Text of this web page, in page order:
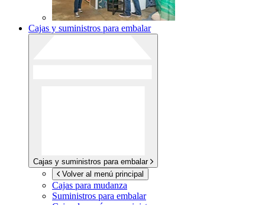
Cajas y suministros para embalar
Cajas y suministros para embalar
Volver al menú principal
Cajas para mudanza
Suministros para embalar